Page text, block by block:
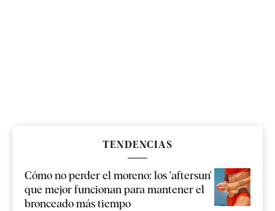
TENDENCIAS
Cómo no perder el moreno: los 'aftersun'
que mejor funcionan para mantener el
bronceado más tiempo